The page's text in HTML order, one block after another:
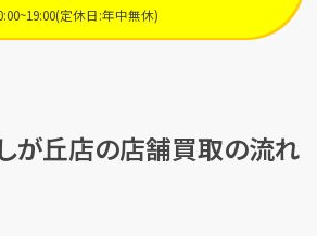
定休日:年中無休)
が丘店の店舗買取の流れ